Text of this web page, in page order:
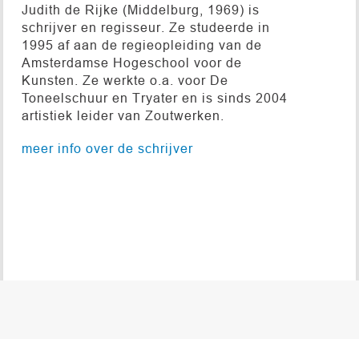
Judith de Rijke (Middelburg, 1969) is
schrijver en regisseur. Ze studeerde in
1995 af aan de regieopleiding van de
Amsterdamse Hogeschool voor de
Kunsten. Ze werkte o.a. voor De
Toneelschuur en Tryater en is sinds 2004
artistiek leider van Zoutwerken.
meer info over de schrijver